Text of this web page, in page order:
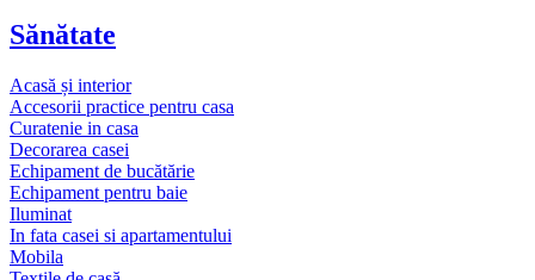
Sănătate
Acasă și interior
Accesorii practice pentru casa
Curatenie in casa
Decorarea casei
Echipament de bucătărie
Echipament pentru baie
Iluminat
In fata casei si apartamentului
Mobila